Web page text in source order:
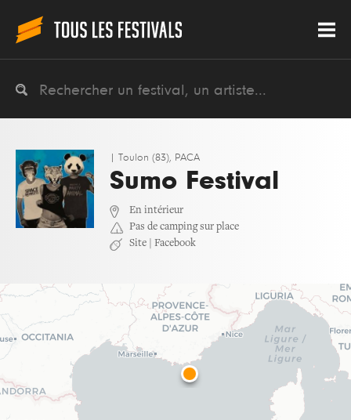
Toulon (83), PACA
Sumo Festival
En intérieur
Pas de camping sur place
Site
Facebook